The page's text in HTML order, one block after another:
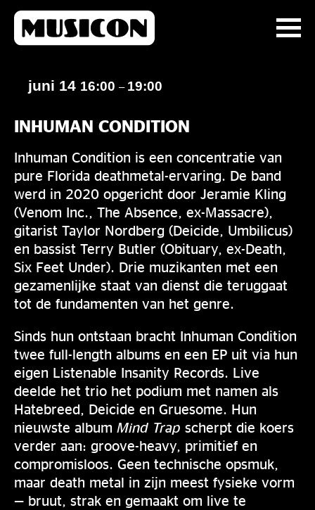
juni 14 16:00 – 19:00
INHUMAN CONDITION
Inhuman Condition is een concentratie van
pure Florida deathmetal-ervaring. De band
werd in 2020 opgericht door Jeramie Kling
(Venom Inc., The Absence, ex-Massacre),
gitarist Taylor Nordberg (Deicide, Umbilicus)
en bassist Terry Butler (Obituary, ex-Death,
Six Feet Under). Drie muzikanten met een
gezamenlijke staat van dienst die teruggaat
tot de fundamenten van het genre.
Sinds hun ontstaan bracht Inhuman Condition
twee full-length albums en een EP uit via hun
eigen Listenable Insanity Records. Live
deelde het trio het podium met namen als
Hatebreed, Deicide en Gruesome. Hun
nieuwste album Mind Trap scherpt die koers
verder aan: groove-heavy, primitief en
compromisloos. Geen technische opsmuk,
maar death metal in zijn meest fysieke vorm
— bruut, strak en gemaakt om live te